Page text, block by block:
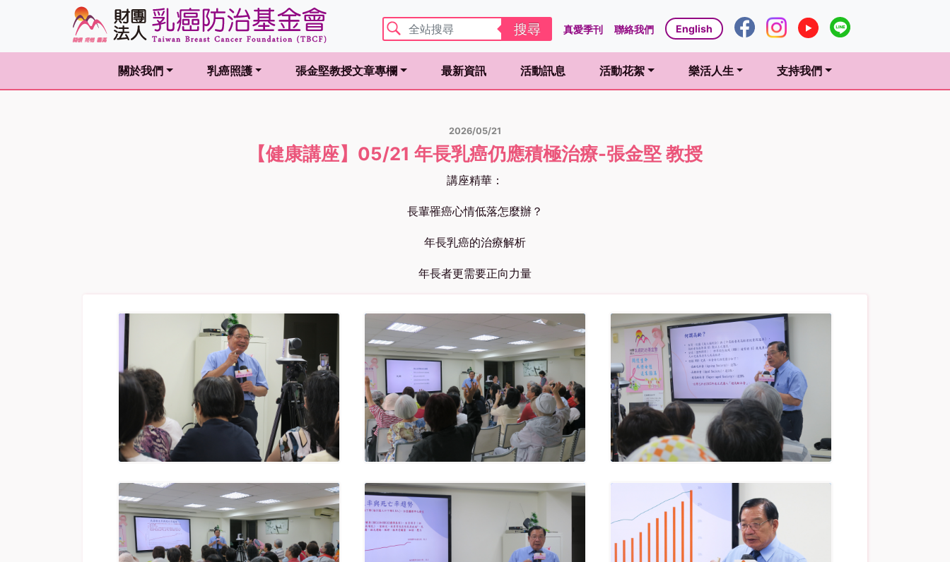
搜尋 真愛季刊 聯絡我們 English
關於我們
乳癌照護
張金堅教授文章專欄
最新資訊 活動訊息
活動花絮
樂活人生
支持我們
2026/05/21
【健康講座】05/21 年長乳癌仍應積極治療-張金堅 教授
講座精華：
長輩罹癌心情低落怎麼辦？
年長乳癌的治療解析
年長者更需要正向力量